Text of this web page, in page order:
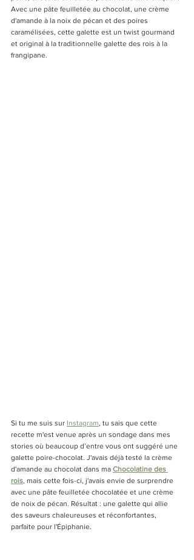
Avec une pâte feuilletée au chocolat, une crème
d'amande à la noix de pécan et des poires
caramélisées, cette galette est un twist gourmand
et original à la traditionnelle galette des rois à la
frangipane.
Si tu me suis sur Instagram, tu sais que cette
recette m'est venue après un sondage dans mes
stories où beaucoup d’entre vous ont suggéré une
galette poire-chocolat. J'avais déjà testé la crème
d'amande au chocolat dans ma Chocolatine des
rois, mais cette fois-ci, j'avais envie de surprendre
avec une pâte feuilletée chocolatée et une crème
de noix de pécan. Résultat : une galette qui allie
des saveurs chaleureuses et réconfortantes,
parfaite pour l'Épiphanie.